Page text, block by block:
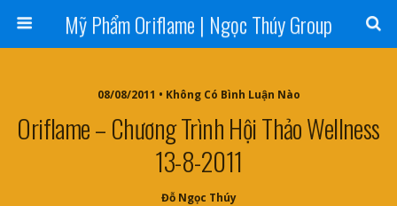
Mỹ Phẩm Oriflame | Ngọc Thúy Group
08/08/2011 • Không Có Bình Luận Nào
Oriflame – Chương Trình Hội Thảo Wellness
13-8-2011
Đỗ Ngọc Thúy